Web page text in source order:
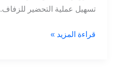
تسهيل عملية التحضير للزفاف.
أهمية
قراءة المزيد »